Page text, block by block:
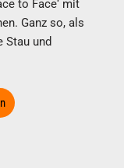
to Face‘ mit
Ganz so, als
Stau und